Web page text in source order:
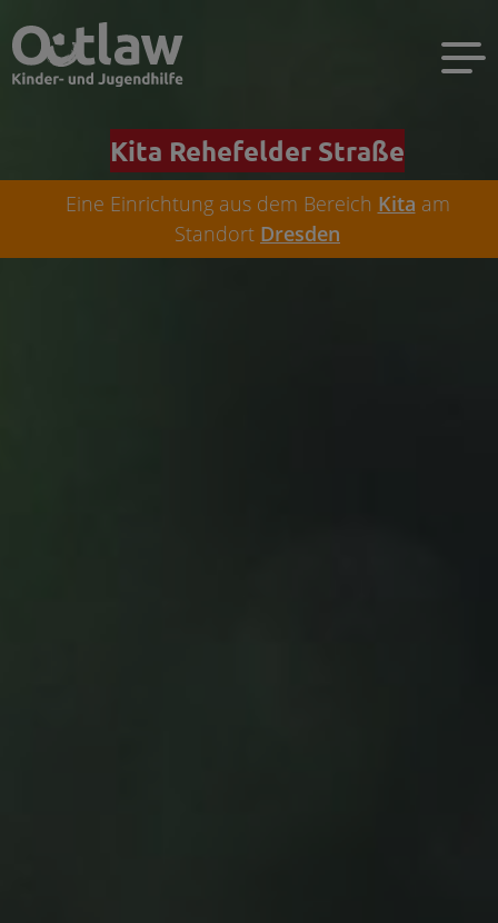
Kita Rehefelder Straße
Eine Einrichtung aus dem Bereich Kita am
Standort Dresden